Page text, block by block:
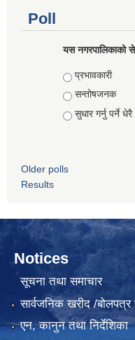
Poll
यस नगरपालिकाको
Choices
प्रभावकारी
सन्तोषजनक
सुधार गर्नु पर्ने
Older polls
Results
Notices
सूचना तथा समाचार
सार्वजनिक खरीद /
एन, कानुन तथा निर्देशिका